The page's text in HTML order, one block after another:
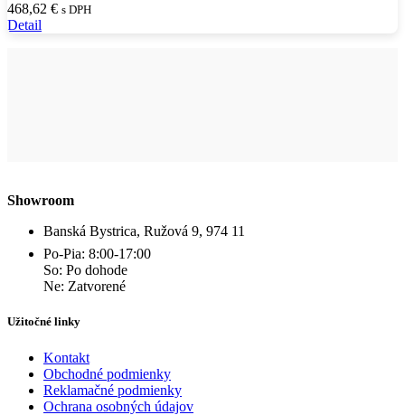
468,62 € s DPH
Detail
Showroom
Banská Bystrica, Ružová 9, 974 11
Po-Pia: 8:00-17:00
So: Po dohode
Ne: Zatvorené
Užitočné linky
Kontakt
Obchodné podmienky
Reklamačné podmienky
Ochrana osobných údajov